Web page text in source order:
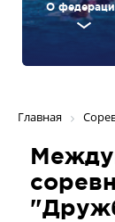
О
Главная